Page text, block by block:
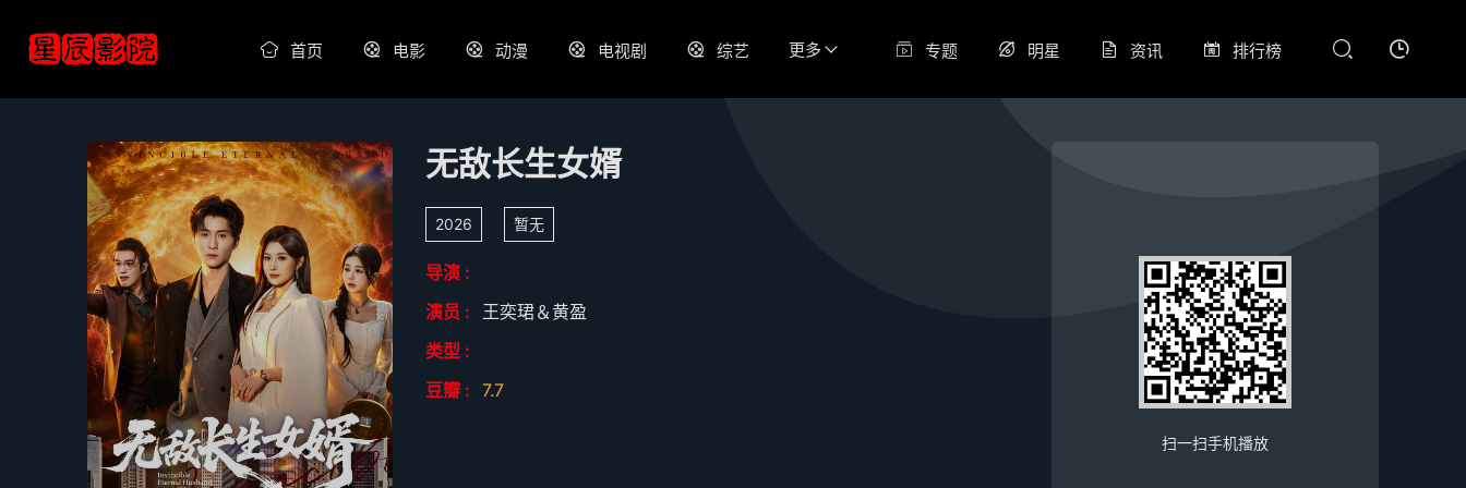
首页 电影 动漫 电视剧 综艺 更多 专题 明星 资讯 排行榜
无敌长生女婿
2026 暂无
导演 :
演员 :
王奕珺＆黄盈
类型 :
豆瓣 : 7.7
扫一扫手机播放